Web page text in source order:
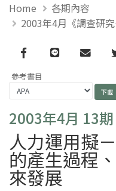
Home
各期內容
2003年4月《調查研
Facebook
line email
參考書目
2003年4月 13期
人力運用擬
的產生過程
來發展